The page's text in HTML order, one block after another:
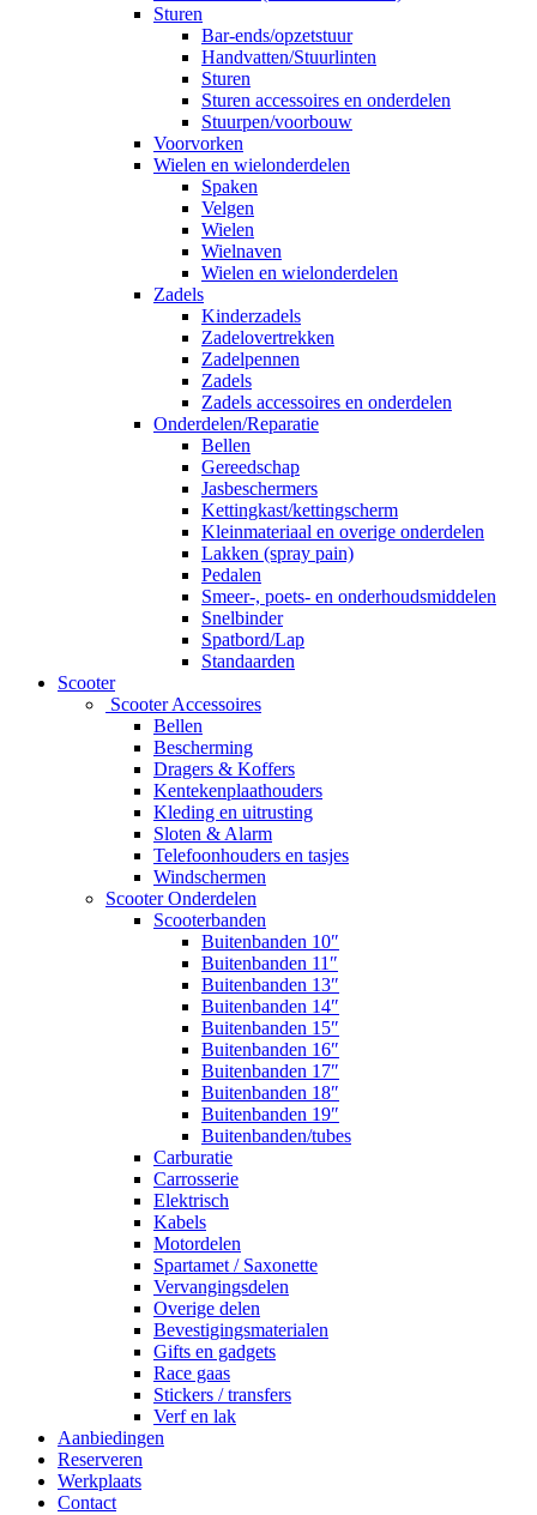
Sturen
Bar-ends/opzetstuur
Handvatten/Stuurlinten
Sturen
Sturen accessoires en onderdelen
Stuurpen/voorbouw
Voorvorken
Wielen en wielonderdelen
Spaken
Velgen
Wielen
Wielnaven
Wielen en wielonderdelen
Zadels
Kinderzadels
Zadelovertrekken
Zadelpennen
Zadels
Zadels accessoires en onderdelen
Onderdelen/Reparatie
Bellen
Gereedschap
Jasbeschermers
Kettingkast/kettingscherm
Kleinmateriaal en overige onderdelen
Lakken (spray pain)
Pedalen
Smeer-, poets- en onderhoudsmiddelen
Snelbinder
Spatbord/Lap
Standaarden
Scooter
Scooter Accessoires
Bellen
Bescherming
Dragers & Koffers
Kentekenplaathouders
Kleding en uitrusting
Sloten & Alarm
Telefoonhouders en tasjes
Windschermen
Scooter Onderdelen
Scooterbanden
Buitenbanden 10″
Buitenbanden 11″
Buitenbanden 13″
Buitenbanden 14″
Buitenbanden 15″
Buitenbanden 16″
Buitenbanden 17″
Buitenbanden 18″
Buitenbanden 19″
Buitenbanden/tubes
Carburatie
Carrosserie
Elektrisch
Kabels
Motordelen
Spartamet / Saxonette
Vervangingsdelen
Overige delen
Bevestigingsmaterialen
Gifts en gadgets
Race gaas
Stickers / transfers
Verf en lak
Aanbiedingen
Reserveren
Werkplaats
Contact